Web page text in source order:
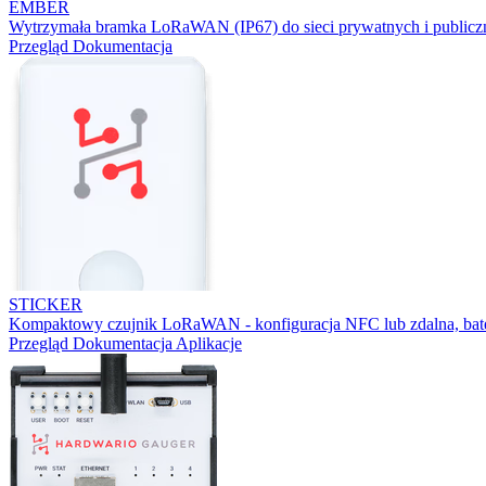
EMBER
Wytrzymała bramka LoRaWAN (IP67) do sieci prywatnych i
Przegląd Dokumentacja
STICKER
Kompaktowy czujnik LoRaWAN - konfiguracja NFC lub zdalna,
Przegląd Dokumentacja Aplikacje